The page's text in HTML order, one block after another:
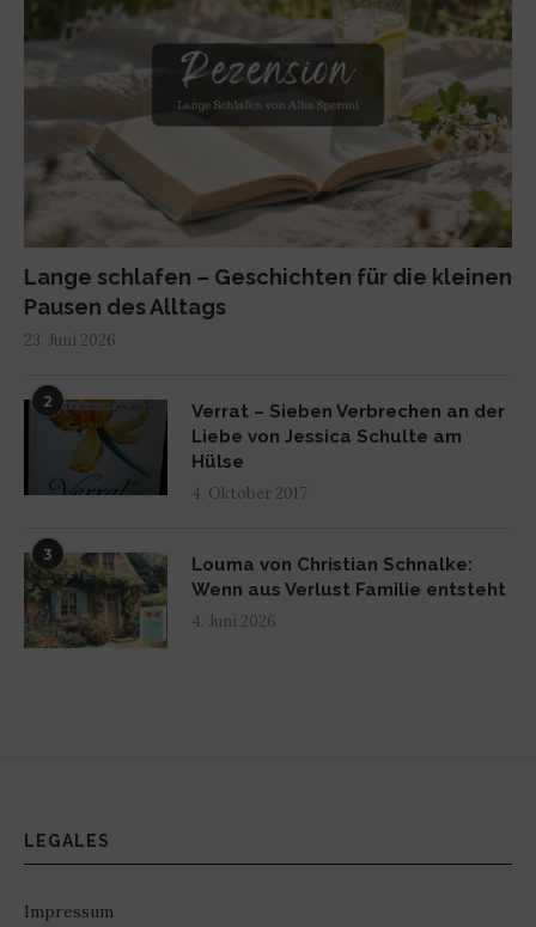
Lange schlafen – Geschichten für die kleinen
Pausen des Alltags
23. Juni 2026
2
Verrat – Sieben Verbrechen an der
Liebe von Jessica Schulte am
Hülse
4. Oktober 2017
3
Louma von Christian Schnalke:
Wenn aus Verlust Familie entsteht
4. Juni 2026
LEGALES
Impressum